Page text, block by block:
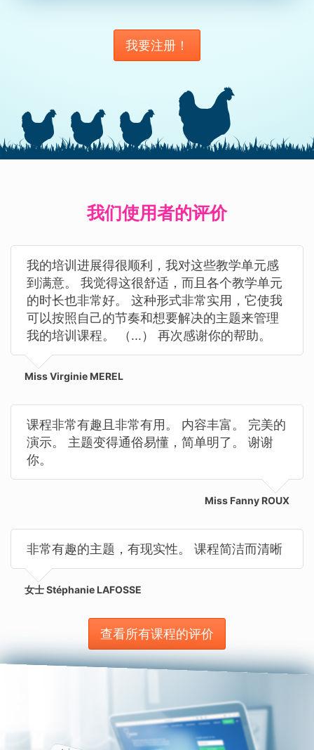
我要注册！
我们使用者的评价
我的培训进展得很顺利，我对这些教学单元感
到满意。 我觉得这很舒适，而且各个教学单元
的时长也非常好。 这种形式非常实用，它使我
可以按照自己的节奏和想要解决的主题来管理
我的培训课程。 （...） 再次感谢你的帮助。
Miss Virginie MEREL
课程非常有趣且非常有用。 内容丰富。 完美的
演示。 主题变得通俗易懂，简单明了。 谢谢
你。
Miss Fanny ROUX
非常有趣的主题，有现实性。 课程简洁而清晰
女士 Stéphanie LAFOSSE
查看所有课程的评价